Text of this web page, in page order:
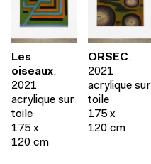
Les
oiseaux,
2021
acrylique sur
toile
175 x
120 cm
ORSEC,
2021
acrylique sur
toile
175 x
120 cm